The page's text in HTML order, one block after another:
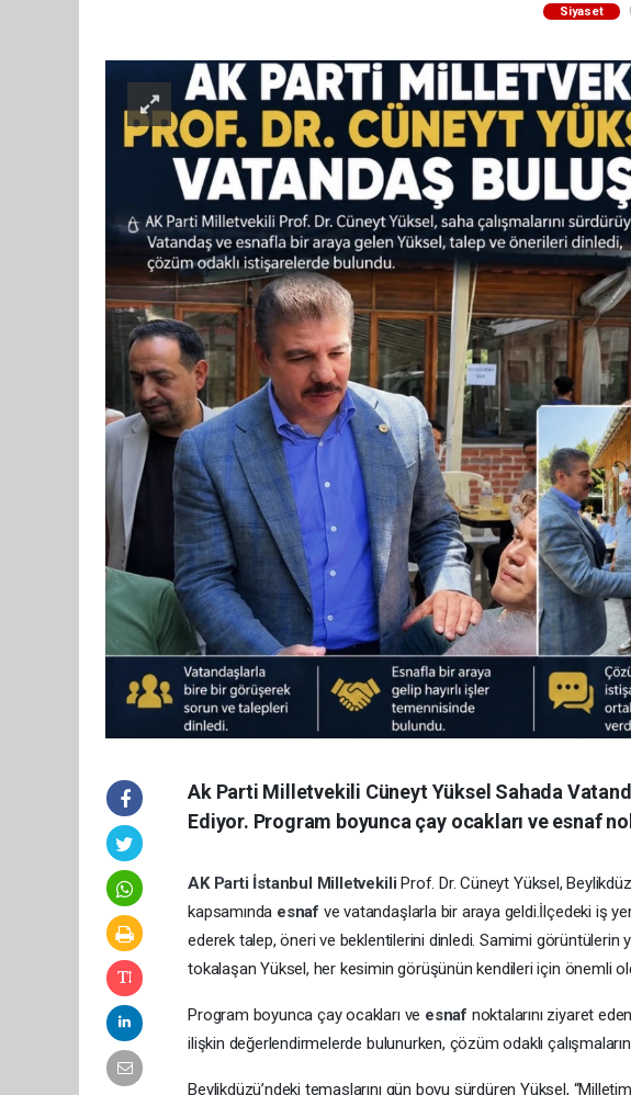
Siyaset
Ak Parti Milletvekili Cüneyt Yüksel Sahada
Ediyor. Program boyunca çay ocakları ve esnaf
AK Parti İstanbul MilletvekiliProf. Dr. Cüneyt Yüksel,
kapsamında esnaf ve vatandaşlarla bir araya geldi.İlçedeki iş
ederek talep, öneri ve beklentilerini dinledi. Samimi görüntülerin
tokalaşan Yüksel, her kesimin görüşünün kendileri için önemli
Program boyunca çay ocakları ve esnaf noktalarını ziyaret
ilişkin değerlendirmelerde bulunurken, çözüm odaklı
Beylikdüzü’ndeki temaslarını gün boyu sürdüren Yüksel,